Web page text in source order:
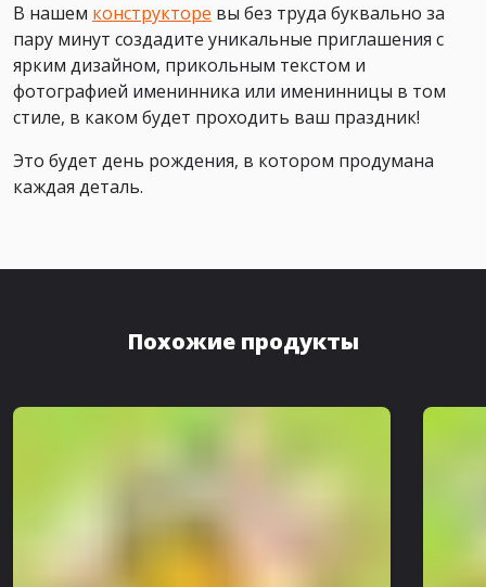
В нашем конструкторе вы без труда буквально за
пару минут создадите уникальные приглашения с
ярким дизайном, прикольным текстом и
фотографией именинника или именинницы в том
стиле, в каком будет проходить ваш праздник!
Это будет день рождения, в котором продумана
каждая деталь.
Похожие продукты